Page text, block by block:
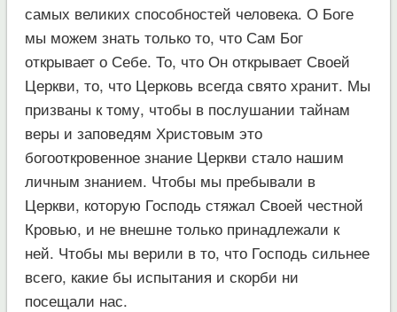
самых великих способностей человека. О Боге
мы можем знать только то, что Сам Бог
открывает о Себе. То, что Он открывает Своей
Церкви, то, что Церковь всегда свято хранит. Мы
призваны к тому, чтобы в послушании тайнам
веры и заповедям Христовым это
богооткровенное знание Церкви стало нашим
личным знанием. Чтобы мы пребывали в
Церкви, которую Господь стяжал Своей честной
Кровью, и не внешне только принадлежали к
ней. Чтобы мы верили в то, что Господь сильнее
всего, какие бы испытания и скорби ни
посещали нас.